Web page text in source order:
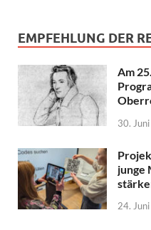
EMPFEHLUNG DER
Am
30.
junge
24.